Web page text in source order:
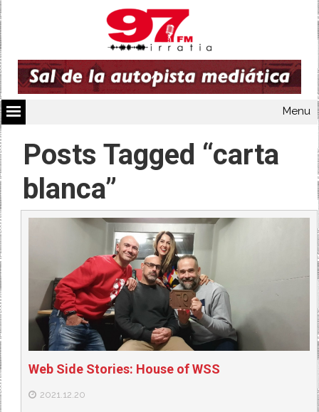
Menu
Posts Tagged “carta
blanca”
Web Side Stories: House of WSS
2021.12.20